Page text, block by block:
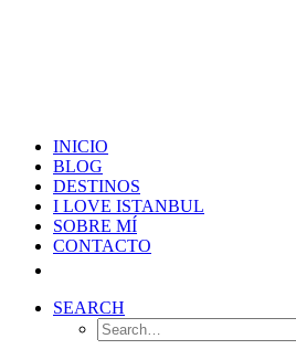
INICIO
BLOG
DESTINOS
I LOVE ISTANBUL
SOBRE MÍ
CONTACTO
SEARCH